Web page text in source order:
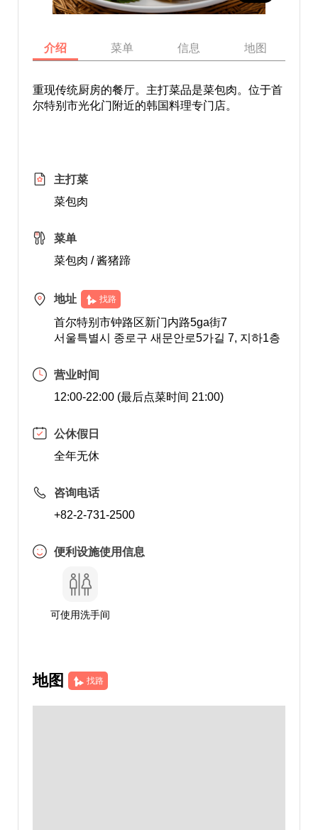
介绍 菜单 信息 地图
重现传统厨房的餐厅。主打菜品是菜包肉。位于首
尔特别市光化门附近的韩国料理专门店。
主打菜
菜包肉
菜单
菜包肉 / 酱猪蹄
地址 找路
首尔特别市钟路区新门内路5ga街7
서울특별시 종로구 새문안로5가길 7, 지하1층
营业时间
12:00-22:00 (最后点菜时间 21:00)
公休假日
全年无休
咨询电话
+82-2-731-2500
便利设施使用信息
可使用洗手间
地图 找路